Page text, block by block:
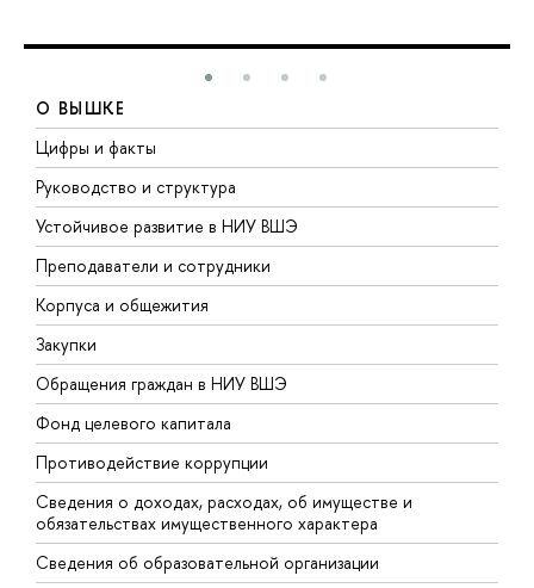
О ВЫШКЕ
Цифры и факты
Руководство и структура
Устойчивое развитие в НИУ ВШЭ
Преподаватели и сотрудники
Корпуса и общежития
Закупки
Обращения граждан в НИУ ВШЭ
Фонд целевого капитала
Противодействие коррупции
Сведения о доходах, расходах, об имуществе и
обязательствах имущественного характера
Сведения об образовательной организации